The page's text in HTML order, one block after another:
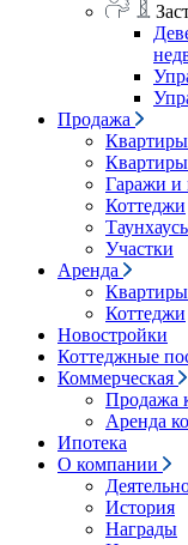
Продажа
Гаражи и
Коттеджи
Участки
Аренда
Коттеджи
Новостройки
Коттеджные
Коммерческая
Продажа
Аренда
Ипотека
О компании
История
Награды